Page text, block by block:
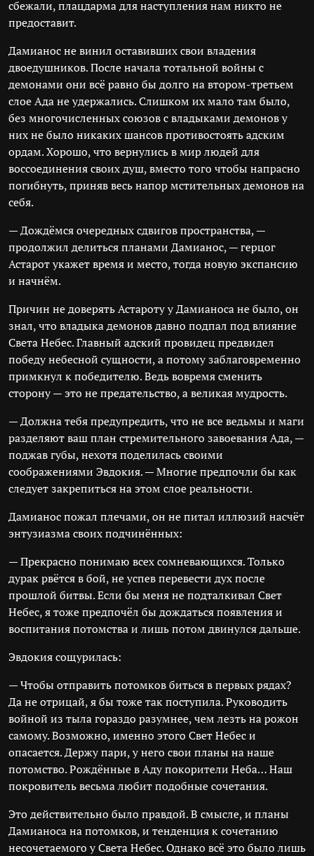
сбежали, плацдарма для наступления нам никто не
предоставит.
Дамианос не винил оставивших свои владения
двоедушников. После начала тотальной войны с
демонами они всё равно бы долго на втором-третьем
слое Ада не удержались. Слишком их мало там было,
без многочисленных союзов с владыками демонов у
них не было никаких шансов противостоять адским
ордам. Хорошо, что вернулись в мир людей для
воссоединения своих душ, вместо того чтобы напрасно
погибнуть, приняв весь напор мстительных демонов на
себя.
— Дождёмся очередных сдвигов пространства, —
продолжил делиться планами Дамианос, — герцог
Астарот укажет время и место, тогда новую экспансию
и начнём.
Причин не доверять Астароту у Дамианоса не было, он
знал, что владыка демонов давно подпал под влияние
Света Небес. Главный адский провидец предвидел
победу небесной сущности, а потому заблаговременно
примкнул к победителю. Ведь вовремя сменить
сторону — это не предательство, а великая мудрость.
— Должна тебя предупредить, что не все ведьмы и маги
разделяют ваш план стремительного завоевания Ада, —
поджав губы, нехотя поделилась своими
соображениями Эвдокия. — Многие предпочли бы как
следует закрепиться на этом слое реальности.
Дамианос пожал плечами, он не питал иллюзий насчёт
энтузиазма своих подчинённых:
— Прекрасно понимаю всех сомневающихся. Только
дурак рвётся в бой, не успев перевести дух после
прошлой битвы. Если бы меня не подталкивал Свет
Небес, я тоже предпочёл бы дождаться появления и
воспитания потомства и лишь потом двинулся дальше.
Эвдокия сощурилась:
— Чтобы отправить потомков биться в первых рядах?
Да не отрицай, я бы тоже так поступила. Руководить
войной из тыла гораздо разумнее, чем лезть на рожон
самому. Возможно, именно этого Свет Небес и
опасается. Держу пари, у него свои планы на наше
потомство. Рождённые в Аду покорители Неба… Наш
покровитель весьма любит подобные сочетания.
Это действительно было правдой. В смысле, и планы
Дамианоса на потомков, и тенденция к сочетанию
несочетаемого у Света Небес. Однако всё это было лишь